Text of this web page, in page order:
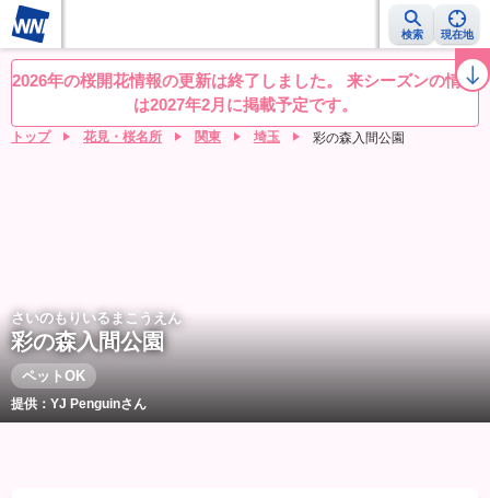
検索 現在地
桜レーダー 名所ランキング 桜開花予想NEWS お花見動画 目的別
2026年の桜開花情報の更新は終了しました。 来シーズンの情報
は2027年2月に掲載予定です。
トップ 花見・桜名所 関東 埼玉 彩の森入間公園
さいのもりいるまこうえん
彩の森入間公園
ペットOK
提供：YJ Penguinさん